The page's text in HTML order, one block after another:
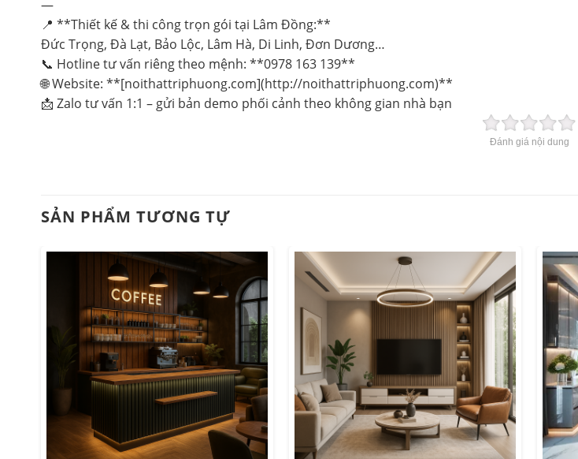
—
📍 **Thiết kế & thi công trọn gói tại Lâm Đồng:**
Đức Trọng, Đà Lạt, Bảo Lộc, Lâm Hà, Di Linh, Đơn Dương…
📞 Hotline tư vấn riêng theo mệnh: **0978 163 139**
🌐 Website: **[noithattriphuong.com](http://noithattriphuong.com)**
📩 Zalo tư vấn 1:1 – gửi bản demo phối cảnh theo không gian nhà bạn
Đánh giá nội dung
SẢN PHẨM TƯƠNG TỰ